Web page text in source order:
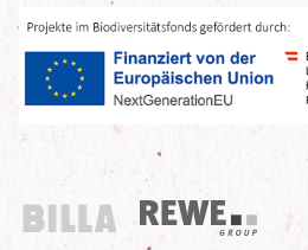
Billa
REWE Group